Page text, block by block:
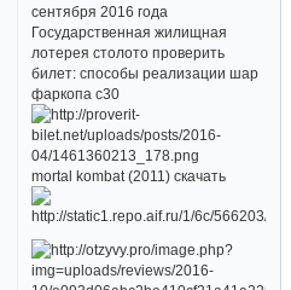
сентября 2016 года
Государственная жилищная
лотерея столото проверить
билет: способы реализации шар
фаркопа с30
mortal kombat (2011) скачать